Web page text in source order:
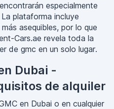
especialmente
plataforma incluye
asequibles, por lo que
Cars.ae revela toda la
de gmc en un solo lugar.
Dubai -
de alquiler
en Dubai o en cualquier